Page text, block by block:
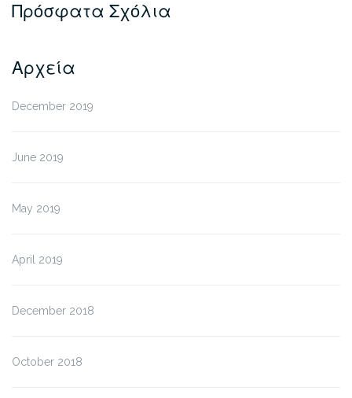
Πρόσφατα Σχόλια
Αρχεία
December 2019
June 2019
May 2019
April 2019
December 2018
October 2018